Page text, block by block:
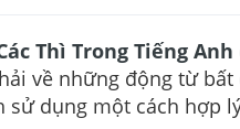
Thì Trong Tiếng Anh
về những động từ
dụng một cách hợp